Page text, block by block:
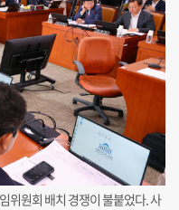
위원회 배치 경쟁이 불붙었다. 사